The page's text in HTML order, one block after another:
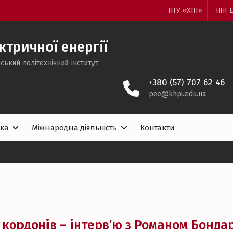
НТУ «ХПІ» ННІ
енергії
політехнічний інститут
+380 (57) 707 62 46
pee@khpi.edu.ua
Міжнародна діяльність Контакти
кордонів – інтерв’ю з Романом